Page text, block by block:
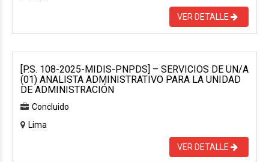
VER DETALLE
[P.S. 108-2025-MIDIS-PNPDS] – SERVICIOS DE UN/A
(01) ANALISTA ADMINISTRATIVO PARA LA UNIDAD
DE ADMINISTRACIÓN
Concluido
Lima
VER DETALLE